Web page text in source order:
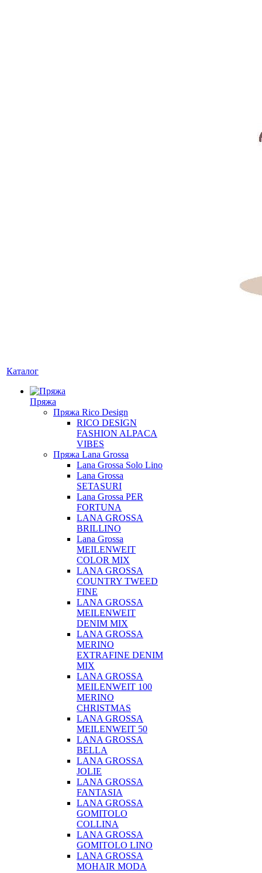
Каталог
Пряжа
Пряжа Rico Design
RICO DESIGN
FASHION ALPACA
VIBES
Пряжа Lana Grossa
Lana Grossa Solo Lino
Lana Grossa
SETASURI
Lana Grossa PER
FORTUNA
LANA GROSSA
BRILLINO
Lana Grossa
MEILENWEIT
COLOR MIX
LANA GROSSA
COUNTRY TWEED
FINE
LANA GROSSA
MEILENWEIT
DENIM MIX
LANA GROSSA
MERINO
EXTRAFINE DENIM
MIX
LANA GROSSA
MEILENWEIT 100
MERINO
CHRISTMAS
LANA GROSSA
MEILENWEIT 50
LANA GROSSA
BELLA
LANA GROSSA
JOLIE
LANA GROSSA
FANTASIA
LANA GROSSA
GOMITOLO
COLLINA
LANA GROSSA
GOMITOLO LINO
LANA GROSSA
MOHAIR MODA